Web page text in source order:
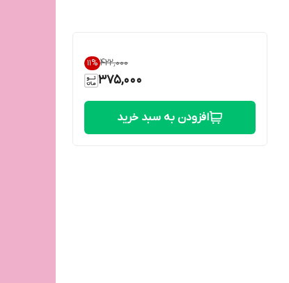
۴۲۲٬۰۰۰ 11%
375,000
افزودن به سبد خرید